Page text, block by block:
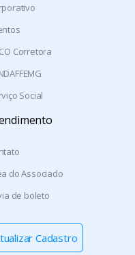
Corretora
Social
do Associado
de boleto
Cadastro